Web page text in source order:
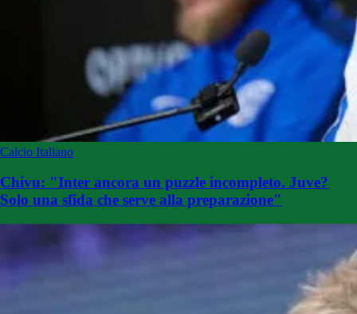
Calcio Italiano
Chivu: "Inter ancora un puzzle incompleto. Juve?
Solo una sfida che serve alla preparazione"